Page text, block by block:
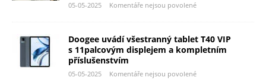
05-05-2025 Komentáře nejsou povolené
Doogee uvádí všestranný tablet T40 VIP
s 11palcovým displejem a kompletním
příslušenstvím
05-05-2025 Komentáře nejsou povolené